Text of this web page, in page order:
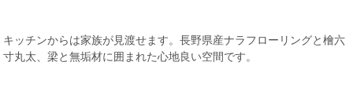
キッチンからは家族が見渡せます。長野県産ナラフローリングと檜六
寸丸太、梁と無垢材に囲まれた心地良い空間です。